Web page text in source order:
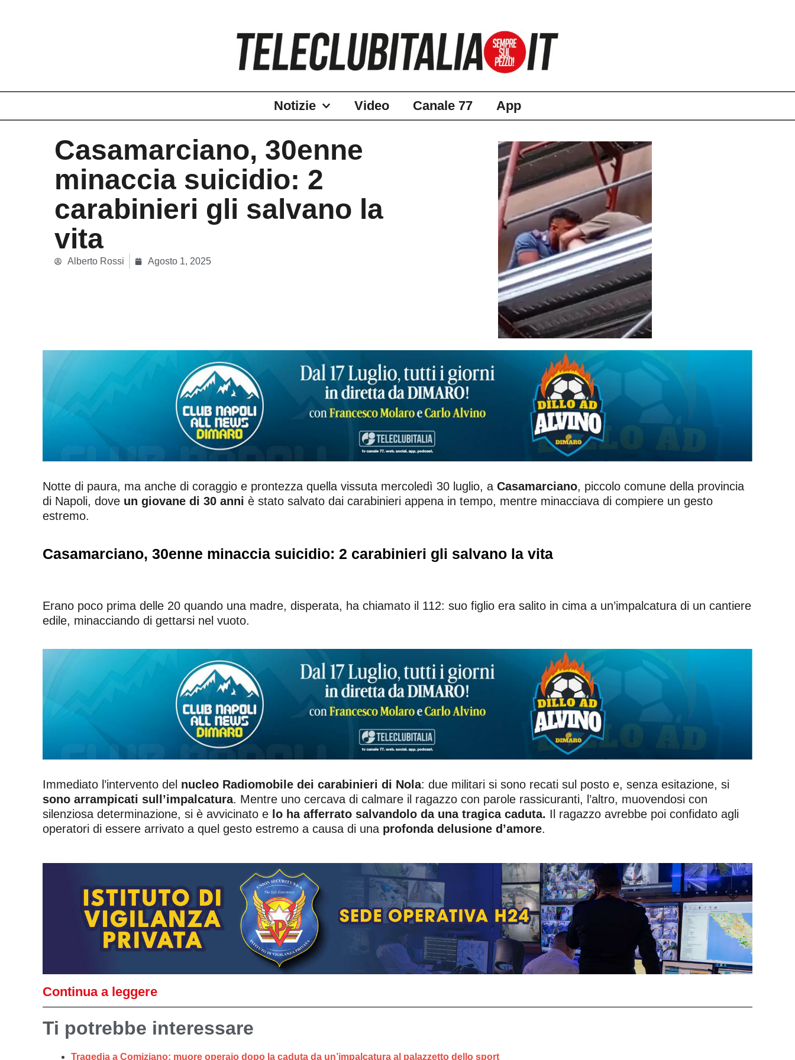
Notizie Video Canale 77 App
Casamarciano, 30enne
minaccia suicidio: 2
carabinieri gli salvano la
vita
Alberto Rossi Agosto 1, 2025
Notte di paura, ma anche di coraggio e prontezza quella vissuta mercoledì 30 luglio, a Casamarciano, piccolo comune della provincia
di Napoli, dove un giovane di 30 anni è stato salvato dai carabinieri appena in tempo, mentre minacciava di compiere un gesto
estremo.
Casamarciano, 30enne minaccia suicidio: 2 carabinieri gli salvano la vita
Erano poco prima delle 20 quando una madre, disperata, ha chiamato il 112: suo figlio era salito in cima a un’impalcatura di un cantiere
edile, minacciando di gettarsi nel vuoto.
Immediato l’intervento del nucleo Radiomobile dei carabinieri di Nola: due militari si sono recati sul posto e, senza esitazione, si
sono arrampicati sull’impalcatura. Mentre uno cercava di calmare il ragazzo con parole rassicuranti, l’altro, muovendosi con
silenziosa determinazione, si è avvicinato e lo ha afferrato salvandolo da una tragica caduta. Il ragazzo avrebbe poi confidato agli
operatori di essere arrivato a quel gesto estremo a causa di una profonda delusione d’amore.
Continua a leggere
Ti potrebbe interessare
Tragedia a Comiziano: muore operaio dopo la caduta da un’impalcatura al palazzetto dello sport